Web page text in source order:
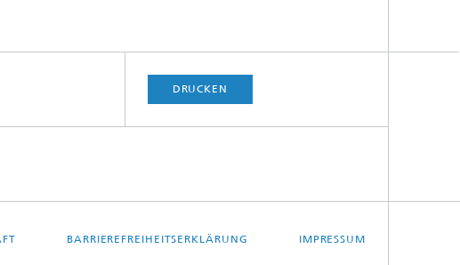
DRUCKEN
BARRIEREFREIHEITSERKLÄRUNG IMPRESSUM